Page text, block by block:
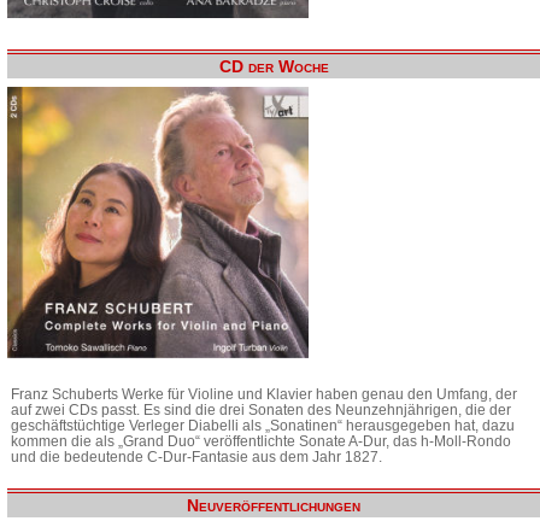
CD der Woche
Franz Schuberts Werke für Violine und Klavier haben genau den Umfang, der
auf zwei CDs passt. Es sind die drei Sonaten des Neunzehnjährigen, die der
geschäftstüchtige Verleger Diabelli als „Sonatinen“ herausgegeben hat, dazu
kommen die als „Grand Duo“ veröffentlichte Sonate A-Dur, das h-Moll-Rondo
und die bedeutende C-Dur-Fantasie aus dem Jahr 1827.
Neuveröffentlichungen